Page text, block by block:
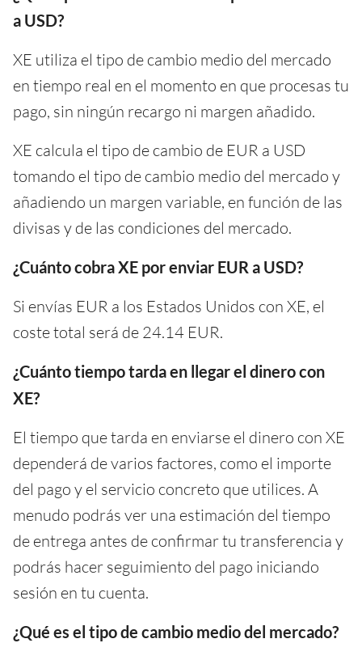
a USD?
XE utiliza el tipo de cambio medio del mercado
en tiempo real en el momento en que procesas tu
pago, sin ningún recargo ni margen añadido.
XE calcula el tipo de cambio de EUR a USD
tomando el tipo de cambio medio del mercado y
añadiendo un margen variable, en función de las
divisas y de las condiciones del mercado.
¿Cuánto cobra XE por enviar EUR a USD?
Si envías EUR a los Estados Unidos con XE, el
coste total será de 24.14 EUR.
¿Cuánto tiempo tarda en llegar el dinero con
XE?
El tiempo que tarda en enviarse el dinero con XE
dependerá de varios factores, como el importe
del pago y el servicio concreto que utilices. A
menudo podrás ver una estimación del tiempo
de entrega antes de confirmar tu transferencia y
podrás hacer seguimiento del pago iniciando
sesión en tu cuenta.
¿Qué es el tipo de cambio medio del mercado?